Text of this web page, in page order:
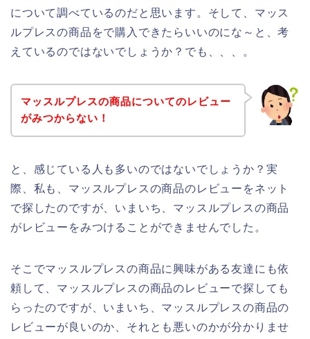
について調べているのだと思います。そして、マッス
ルプレスの商品をで購入できたらいいのにな～と、考
えているのではないでしょうか？でも、、、。
マッスルプレスの商品についてのレビュー
がみつからない！
と、感じている人も多いのではないでしょうか？実
際、私も、マッスルプレスの商品のレビューをネット
で探したのですが、いまいち、マッスルプレスの商品
がレビューをみつけることができませんでした。
そこでマッスルプレスの商品に興味がある友達にも依
頼して、マッスルプレスの商品のレビューで探しても
らったのですが、いまいち、マッスルプレスの商品の
レビューが良いのか、それとも悪いのかが分かりませ